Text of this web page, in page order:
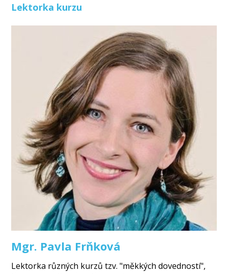
Lektorka kurzu
Mgr. Pavla Frňková
Lektorka různých kurzů tzv. "měkkých dovedností",